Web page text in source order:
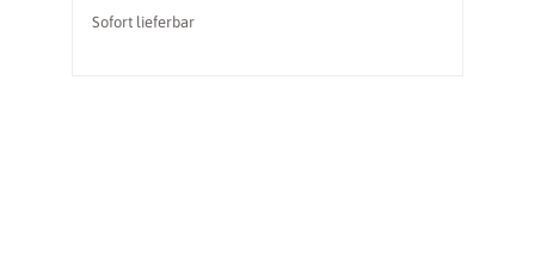
Sofort lieferbar